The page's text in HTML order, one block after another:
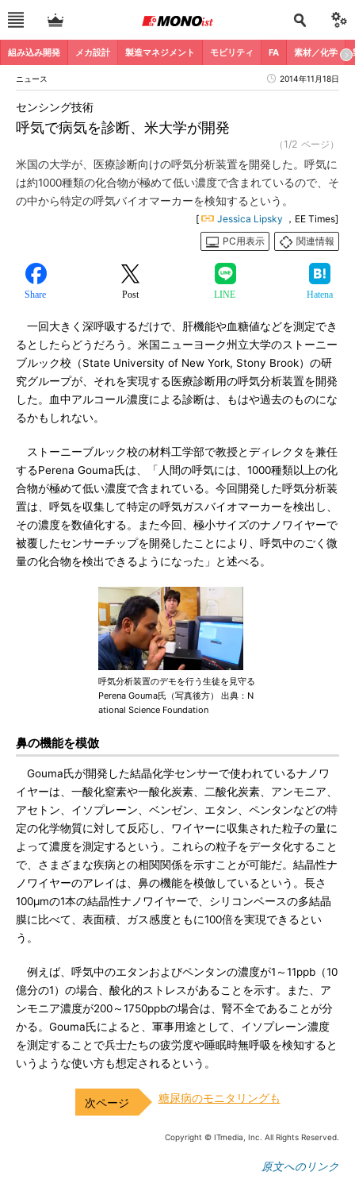
組み込み開発 メカ設計 製造マネジメント モビリティ FA 素材／化学
ニュース 2014年11月18日
呼気で病気を診断、米大学が開発
センシング技術
（1/2 ページ）
米国の大学が、医療診断向けの呼気分析装置を開発した。呼気に
は約1000種類の化合物が極めて低い濃度で含まれているので、そ
の中から特定の呼気バイオマーカーを検知するという。
[ Jessica Lipsky ，EE Times]
PC用表示
関連情報
Share Post LINE Hatena
一回大きく深呼吸するだけで、肝機能や血糖値などを測定でき
るとしたらどうだろう。米国ニューヨーク州立大学のストーニー
ブルック校（State University of New York, Stony Brook）の研
究グループが、それを実現する医療診断用の呼気分析装置を開発
した。血中アルコール濃度による診断は、もはや過去のものにな
るかもしれない。
ストーニーブルック校の材料工学部で教授とディレクタを兼任
するPerena Gouma氏は、「人間の呼気には、1000種類以上の化
合物が極めて低い濃度で含まれている。今回開発した呼気分析装
置は、呼気を収集して特定の呼気ガスバイオマーカーを検出し、
その濃度を数値化する。また今回、極小サイズのナノワイヤーで
被覆したセンサーチップを開発したことにより、呼気中のごく微
量の化合物を検出できるようになった」と述べる。
呼気分析装置のデモを行う生徒を見守る
Perena Gouma氏（写真後方） 出典：N
ational Science Foundation
鼻の機能を模倣
Gouma氏が開発した結晶化学センサーで使われているナノワ
イヤーは、一酸化窒素や一酸化炭素、二酸化炭素、アンモニア、
アセトン、イソプレーン、ベンゼン、エタン、ペンタンなどの特
定の化学物質に対して反応し、ワイヤーに収集された粒子の量に
よって濃度を測定するという。これらの粒子をデータ化すること
で、さまざまな疾病との相関関係を示すことが可能だ。結晶性ナ
ノワイヤーのアレイは、鼻の機能を模倣しているという。長さ
100μmの1本の結晶性ナノワイヤーで、シリコンベースの多結晶
膜に比べて、表面積、ガス感度ともに100倍を実現できるとい
う。
例えば、呼気中のエタンおよびペンタンの濃度が1～11ppb（10
億分の1）の場合、酸化的ストレスがあることを示す。また、ア
ンモニア濃度が200～1750ppbの場合は、腎不全であることが分
かる。Gouma氏によると、軍事用途として、イソプレーン濃度
を測定することで兵士たちの疲労度や睡眠時無呼吸を検知すると
いうような使い方も想定されるという。
糖尿病のモニタリングも
Copyright © ITmedia, Inc. All Rights Reserved.
原文へのリンク